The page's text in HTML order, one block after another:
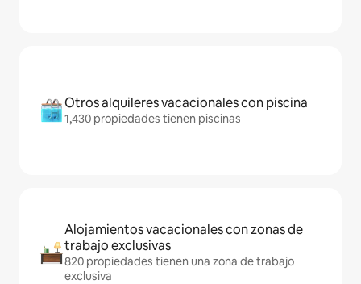
Otros alquileres vacacionales con piscina
1,430 propiedades tienen piscinas
Alojamientos vacacionales con zonas de
trabajo exclusivas
820 propiedades tienen una zona de trabajo
exclusiva